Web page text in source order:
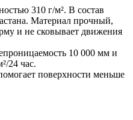
310 г/м². В состав
Материал прочный,
и не сковывает движения
10 000 мм и
24 час.
поверхности меньше